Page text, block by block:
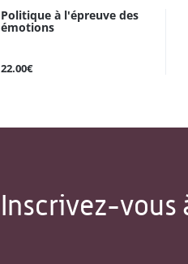
Politique à l'épreuve des
émotions
22.00€
Inscrivez-vous